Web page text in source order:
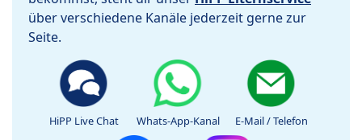
über verschiedene Kanäle jederzeit gerne zur
Seite.
HiPP Live Chat Whats-App-Kanal E-Mail / Telefon